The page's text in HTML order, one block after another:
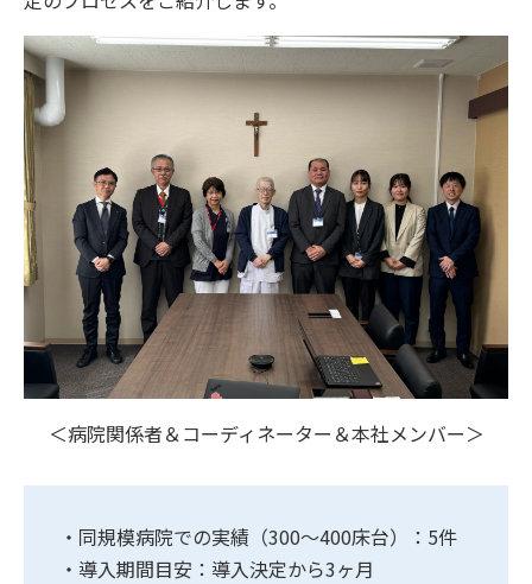
＜病院関係者＆コーディネーター＆本社メンバー＞
・同規模病院での実績（300～400床台）：5件
・導入期間目安：導入決定から3ヶ月